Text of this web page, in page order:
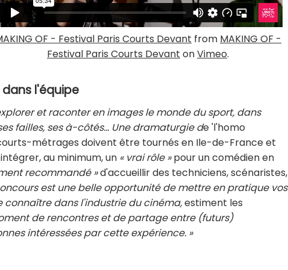
OF - Festival Paris Courts Devant from MAKING OF -
Festival Paris Courts Devant onVimeo.
l'équipe
et raconter en images le monde du sport, dans
failles, ses à-côtés... Une dramaturgie de 'l'homo
métrages doivent être tournés en Ile-de-France et
au minimum, un « vrai rôle »pour un comédien en
recommandé »d'accueillir des techniciens, scénaristes,
est une belle opportunité de mettre en pratique vos
dans l'industrie du cinéma,estiment les
de rencontres et de partage entre (futurs)
intéressées par cette expérience. »